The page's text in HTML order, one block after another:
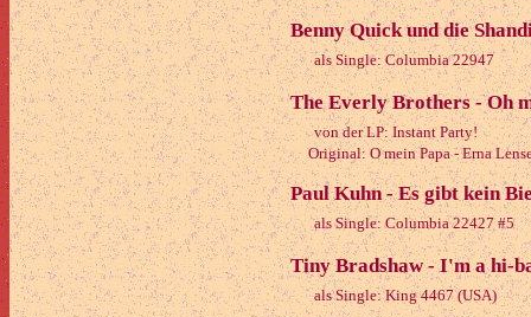
Benny Quick und die
als Single: Columbia 22947
The Everly Brothers - Oh
von der LP: Instant Party!
Original: O mein Papa - Erna
Paul Kuhn - Es gibt kein
als Single: Columbia 22427 #5
Tiny Bradshaw - I'm a hi-
als Single: King 4467 (USA)